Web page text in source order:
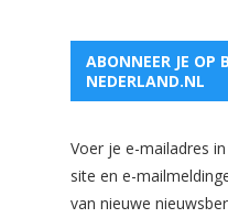
ABONNEER JE OP
NEDERLAND.NL
Voer je e-mailadres
site en e-
van nieuwe